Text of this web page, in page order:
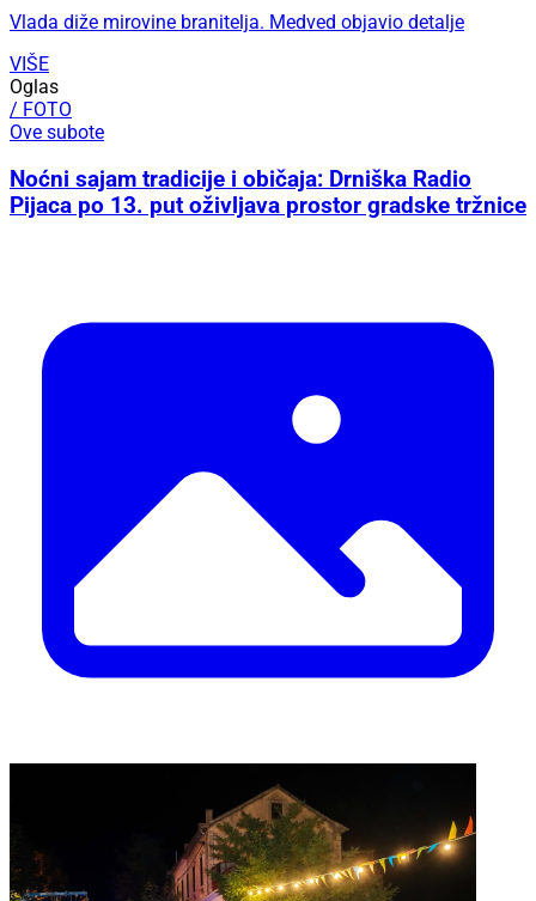
Vlada diže mirovine branitelja. Medved objavio detalje
VIŠE
Oglas
/ FOTO
Ove subote
Noćni sajam tradicije i običaja: Drniška Radio
Pijaca po 13. put oživljava prostor gradske tržnice